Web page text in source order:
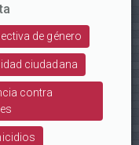
de género
ciudadana
contra